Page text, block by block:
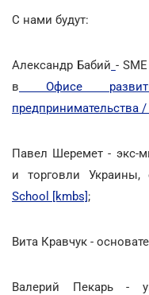
С нами будут:
Александр Бабий -
в Офисе
предпринимательства /
Павел Шеремет - экс-
и торговли Украины,
School [kmbs];
Вита Кравчук -
Валерий Пекарь -